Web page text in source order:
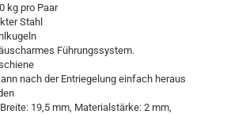
kg pro Paar
Stahl
Führungssystem.
nach der Entriegelung einfach heraus
19,5 mm, Materialstärke: 2 mm,